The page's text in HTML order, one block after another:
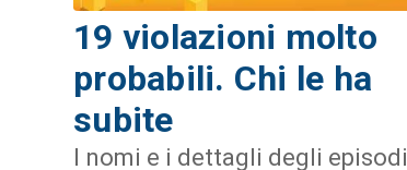
19 violazioni molto
probabili. Chi le ha
subite
I nomi e i dettagli degli episodi